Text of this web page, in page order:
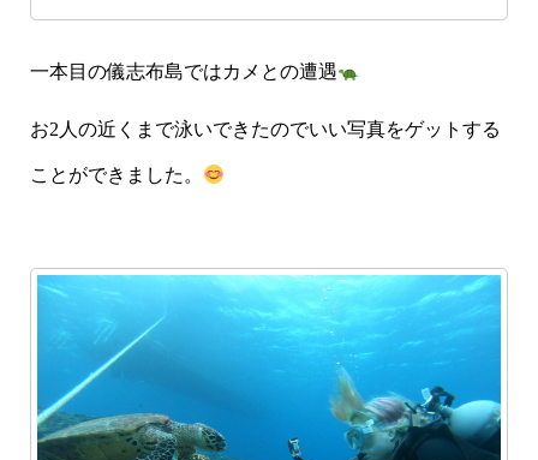
一本目の儀志布島ではカメとの遭遇
お2人の近くまで泳いできたのでいい写真をゲットする
ことができました。